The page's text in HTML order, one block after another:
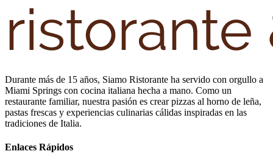
Durante más de 15 años, Siamo Ristorante ha servido con orgullo a
Miami Springs con cocina italiana hecha a mano. Como un
restaurante familiar, nuestra pasión es crear pizzas al horno de leña,
pastas frescas y experiencias culinarias cálidas inspiradas en las
tradiciones de Italia.
Enlaces Rápidos